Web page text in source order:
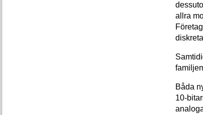
allra
Båda
10-